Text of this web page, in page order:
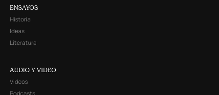
ENSAYOS
Historia
Ideas
Literatura
AUDIO Y VIDEO
Videos
Podcasts